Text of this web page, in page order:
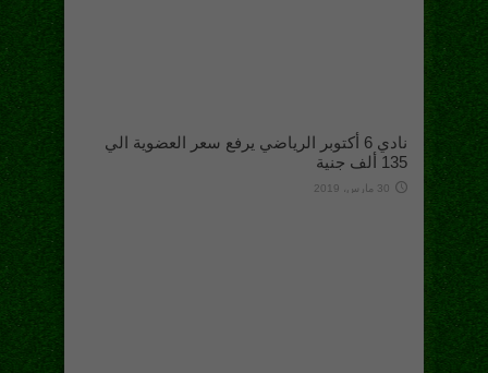
نادي 6 أكتوبر الرياضي يرفع سعر العضوية الي
135 ألف جنية
30 مارس، 2019